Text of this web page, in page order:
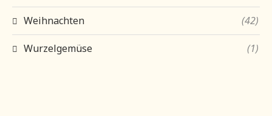
Weihnachten (42)
Wurzelgemüse (1)